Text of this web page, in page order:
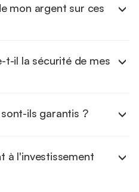
mon argent sur ces
t-il la sécurité de mes
En savoir plus
ils garantis ?
à l'investissement